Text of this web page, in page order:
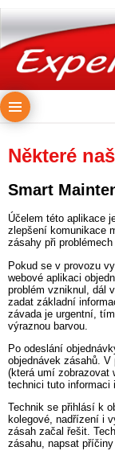
Některé
Smart
Účelem této aplikace
zlepšení komunikace
zásahy při
Pokud se v provozu
webové aplikaci
problém vzniknul, dál
zadat základní
závada je urgentní,
výraznou barvou.
Po odeslání
objednávek zásahů.
(která umí zobrazovat
technici tuto informaci
Technik se přihlásí k
kolegové, nadřízení i
zásah začal řešit.
zásahu, napsat příčiny